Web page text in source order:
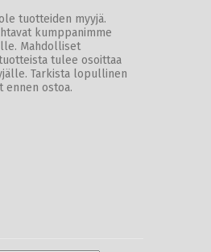
tuotteiden myyjä.
kumppanimme
Mahdolliset
tulee osoittaa
Tarkista lopullinen
ennen ostoa.